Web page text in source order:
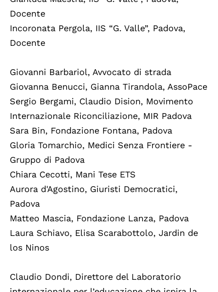
Docente
Incoronata Pergola, IIS “G. Valle”, Padova,
Docente
Giovanni Barbariol, Avvocato di strada
Giovanna Benucci, Gianna Tirandola, AssoPace
Sergio Bergami, Claudio Dision, Movimento
Internazionale Riconciliazione, MIR Padova
Sara Bin, Fondazione Fontana, Padova
Gloria Tomarchio, Medici Senza Frontiere -
Gruppo di Padova
Chiara Cecotti, Mani Tese ETS
Aurora d'Agostino, Giuristi Democratici,
Padova
Matteo Mascia, Fondazione Lanza, Padova
Laura Schiavo, Elisa Scarabottolo, Jardin de
los Ninos
Claudio Dondi, Direttore del Laboratorio